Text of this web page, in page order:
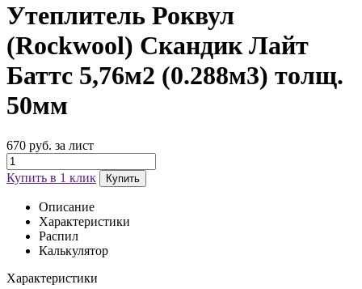
Утеплитель Роквул
(Rockwool) Скандик Лайт
Баттс 5,76м2 (0.288м3) толщ.
50мм
670 руб. за лист
Купить в 1 клик Купить
Описание
Характеристики
Распил
Калькулятор
Характеристики